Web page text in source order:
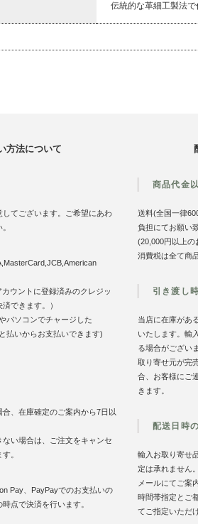
伝統的な革細工製法で
方法について
てございます。ご希望にあわ
ウントに登録済みのクレジッ
できます。）
パソコンでチャージした
払いからお支払いできます)
、在庫確定のご案内から7日以
い場合は、ご注文をキャンセ
。
Pay、PayPayでのお支払いの
点で決済を行います。
商品代金
送料(全国一律
負担にてお願い
(20,000円以上の
消費税は全て商
引き渡し
当店に在庫があ
いたします。輸
る場合がござい
取り寄せ元が完
合、お客様にご
きます。
配送日時
輸入お取り寄せ
定は承れません
メールにてご案
時間帯指定とご
てご指定いただ